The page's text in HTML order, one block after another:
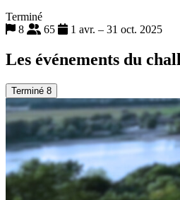
Terminé
8
65 1 avr. – 31 oct. 2025
Les événements du
Terminé 8